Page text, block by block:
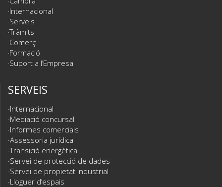
Internacional
Serveis
Tràmits
Comerç
Formació
Suport a l’Empresa
SERVEIS
Internacional
Mediació concursal
Informes comercials
Assessoria jurídica
Transició energètica
Servei de protecció de dades
Servei de propietat industrial
Lloguer d’espais